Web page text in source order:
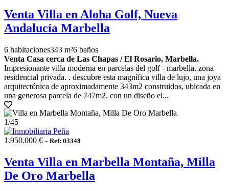
Venta Villa en Aloha Golf, Nueva
Andalucía Marbella
6 habitaciones343 m²6 baños
Venta Casa cerca de Las Chapas / El Rosario, Marbella.
Impresionante villa moderna en parcelas del golf - marbella. zona
residencial privada. . descubre esta magnífica villa de lujo, una joya
arquitectónica de aproximadamente 343m2 construidos, ubicada en
una generosa parcela de 747m2. con un diseño el...
1/45
1.950.000 € - Ref: 03348
Venta Villa en Marbella Montaña, Milla
De Oro Marbella